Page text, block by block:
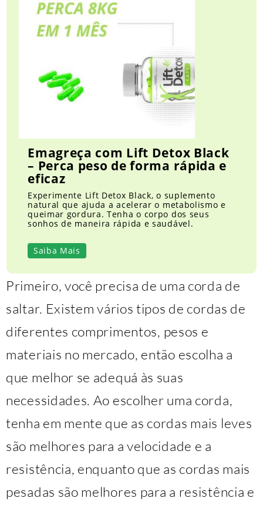
Emagreça com Lift Detox Black
– Perca peso de forma rápida e
eficaz
Experimente Lift Detox Black, o suplemento
natural que ajuda a acelerar o metabolismo e
queimar gordura. Tenha o corpo dos seus
sonhos de maneira rápida e saudável.
Saiba Mais
Primeiro, você precisa de uma corda de
saltar. Existem vários tipos de cordas de
diferentes comprimentos, pesos e
materiais no mercado, então escolha a
que melhor se adequá às suas
necessidades. Ao escolher uma corda,
tenha em mente que as cordas mais leves
são melhores para a velocidade e a
resistência, enquanto que as cordas mais
pesadas são melhores para a resistência e